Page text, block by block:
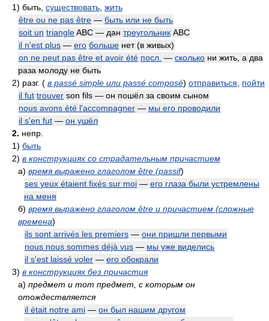
1) быть, существовать жить
être ou ne pas être — быть или не быть
soit un triangleABC — дан треугольник АВС
il n'est plus — его больше нет (в живых)
on ne peut pas être et avoir été посл. — сколько ни жить, а два
раза молоду не быть
2) разг. ( в passé simple или passé composé) отправиться
пойти
il fut trouver son fils — он пошёл за своим сыном
nous avons été l'accompagner — мы его проводили
il s'en fut — он ушёл
2. непр.
1) быть
2) в конструкциях со страдательным причастием
а) время выражено глаголом être (passif)
ses yeux étaient fixés sur moi — его глаза были устремлены
на меня
б) время выражено глаголом être и причастием (сложные
времена)
ils sont arrivés les premiers — они пришли первыми
nous nous sommes déjà vus — мы уже виделись
il s'est laissé voler — его обокрали
3) в конструкциях без причастия
а) предмет и тот предмет, с которым он
отождествляется
il était notre ami — он был нашим другом